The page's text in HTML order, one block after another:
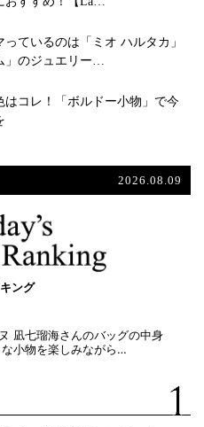
ているのは「ミオ ハルタカ」
」のジュエリー…
はコレ！「ボルドー小物」で今
2026.08.09
ング
凪七瑠海さんのバッグの中身
小物を楽しみながら…